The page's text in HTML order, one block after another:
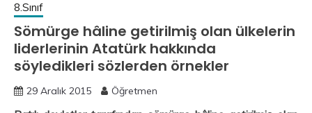
8.Sınıf
Sömürge hâline getirilmiş olan ülkelerin
liderlerinin Atatürk hakkında
söyledikleri sözlerden örnekler
29 Aralık 2015 Öğretmen